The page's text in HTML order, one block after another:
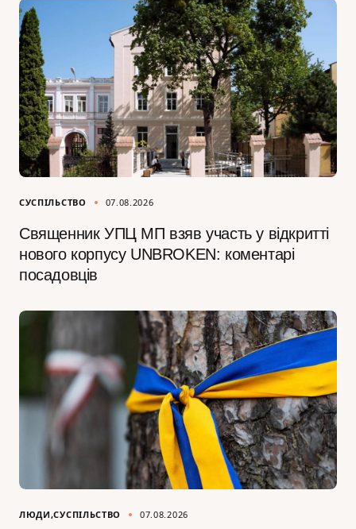
СУСПІЛЬСТВО 07.08.2026
Священник УПЦ МП взяв участь у відкритті
нового корпусу UNBROKEN: коментарі
посадовців
ЛЮДИ СУСПІЛЬСТВО 07.08.2026